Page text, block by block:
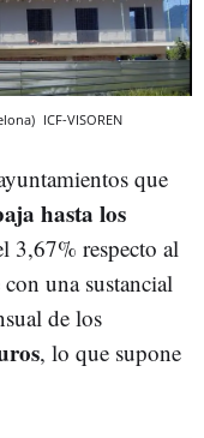
ICF-VISOREN
que
hasta los
3,67% respecto al
una sustancial
de los
, lo que supone